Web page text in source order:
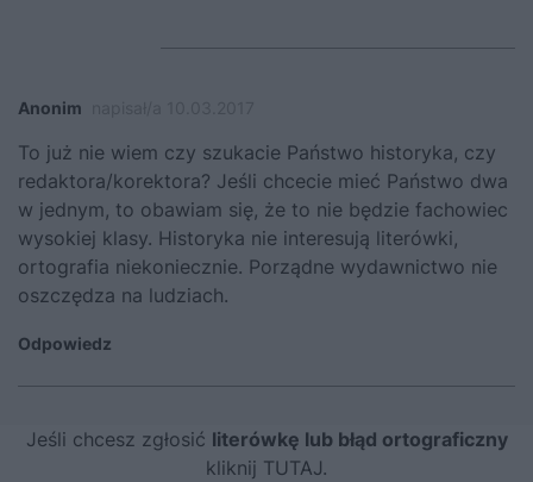
Anonim
To już nie wiem czy szukacie Państwo historyka, czy
redaktora/korektora? Jeśli chcecie mieć Państwo dwa
w jednym, to obawiam się, że to nie będzie fachowiec
wysokiej klasy. Historyka nie interesują literówki,
ortografia niekoniecznie. Porządne wydawnictwo nie
oszczędza na ludziach.
Odpowiedz
Jeśli chcesz zgłosić literówkę lub błąd ortograficzny
kliknij TUTAJ.